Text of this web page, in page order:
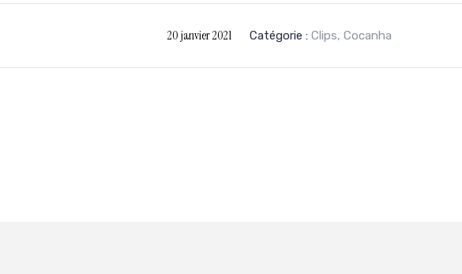
20 janvier 2021 Catégorie : Clips, Cocanha